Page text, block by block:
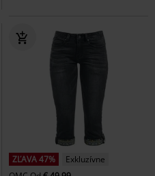
ZĽAVA 47%
Exkluzívne